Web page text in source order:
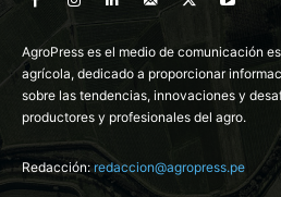
AgroPress es el medio de comunicación
agrícola, dedicado a proporcionar
sobre las tendencias, innovaciones y
productores y profesionales del agro.
Redacción:redaccion@agropress.pe